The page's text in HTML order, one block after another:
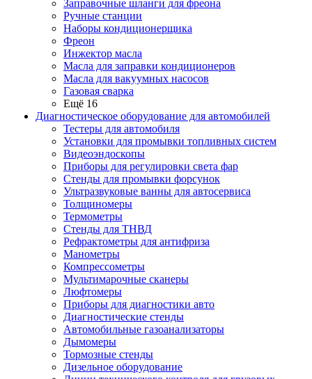
Заправочные шланги для фреона
Ручные станции
Наборы кондиционерщика
Фреон
Инжектор масла
Масла для заправки кондиционеров
Масла для вакуумных насосов
Газовая сварка
Ещё 16
Диагностическое оборудование для автомобилей
Тестеры для автомобиля
Установки для промывки топливных систем
Видеоэндоскопы
Приборы для регулировки света фар
Стенды для промывки форсунок
Ультразвуковые ванны для автосервиса
Толщиномеры
Термометры
Стенды для ТНВД
Рефрактометры для антифриза
Манометры
Компрессометры
Мультимарочные сканеры
Люфтомеры
Приборы для диагностики авто
Диагностические стенды
Автомобильные газоанализаторы
Дымомеры
Тормозные стенды
Дизельное оборудование